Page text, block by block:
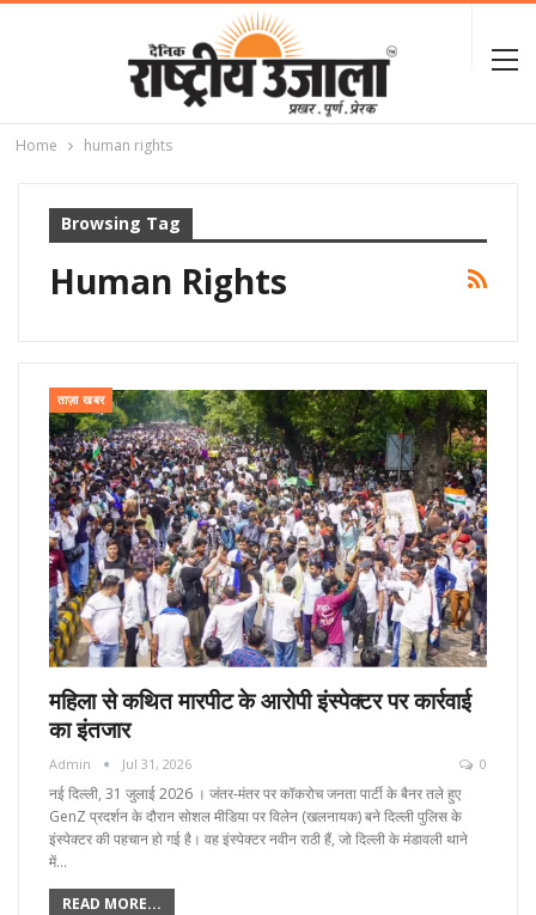
Home human rights
Browsing Tag
Human Rights
ताज़ा खबर
महिला से कथित मारपीट के आरोपी इंस्पेक्टर पर कार्रवाई
का इंतजार
Admin Jul 31, 2026 0
नई दिल्ली, 31 जुलाई 2026 । जंतर-मंतर पर कॉकरोच जनता पार्टी के बैनर तले हुए
GenZ प्रदर्शन के दौरान सोशल मीडिया पर विलेन (खलनायक) बने दिल्ली पुलिस के
इंस्पेक्टर की पहचान हो गई है। वह इंस्पेक्टर नवीन राठी हैं, जो दिल्ली के मंडावली थाने
में…
READ MORE...